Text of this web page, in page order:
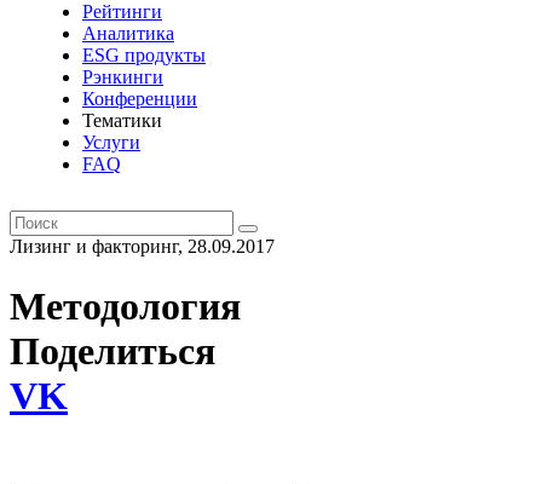
Рейтинги
Аналитика
ESG продукты
Рэнкинги
Конференции
Тематики
Услуги
FAQ
Лизинг и факторинг, 28.09.2017
Методология
Поделиться
VK